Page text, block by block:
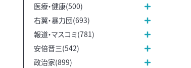
医療・健康(500)
右翼・暴力団(693)
報道・マスコミ(781)
安倍晋三(542)
政治家(899)